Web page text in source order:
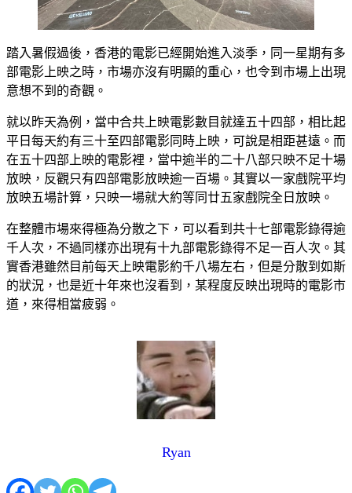
踏入暑假過後，香港的電影已經開始進入淡季，同一星期有多
部電影上映之時，市場亦沒有明顯的重心，也令到市場上出現
意想不到的奇觀。
就以昨天為例，當中合共上映電影數目就達五十四部，相比起
平日每天約有三十至四部電影同時上映，可說是相距甚遠。而
在五十四部上映的電影裡，當中逾半的二十八部只映不足十場
放映，反觀只有四部電影放映逾一百場。其實以一家戲院平均
放映五場計算，只映一場就大約等同廿五家戲院全日放映。
在整體市場來得極為分散之下，可以看到共十七部電影錄得逾
千人次，不過同樣亦出現有十九部電影錄得不足一百人次。其
實香港雖然目前每天上映電影約千八場左右，但是分散到如斯
的狀況，也是近十年來也沒看到，某程度反映出現時的電影市
道，來得相當疲弱。
Ryan